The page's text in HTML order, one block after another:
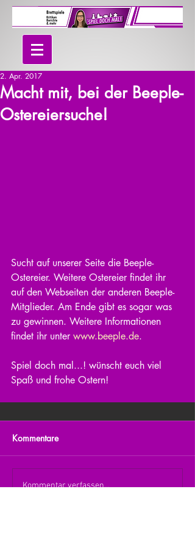
Macht mit, bei der Beeple-
Ostereiersuche!
2. Apr. 2017
Sucht auf unserer Seite die Beeple-
Ostereier. Weitere Ostereier findet ihr
auf den Webseiten der anderen Beeple-
Mitglieder. Am Ende gibt es sogar was
zu gewinnen. Weitere Informationen
findet ihr unter www.beeple.de.
Spiel doch mal...! wünscht euch viel
Spaß und frohe Ostern!
Kommentare
Kommentar verfassen...